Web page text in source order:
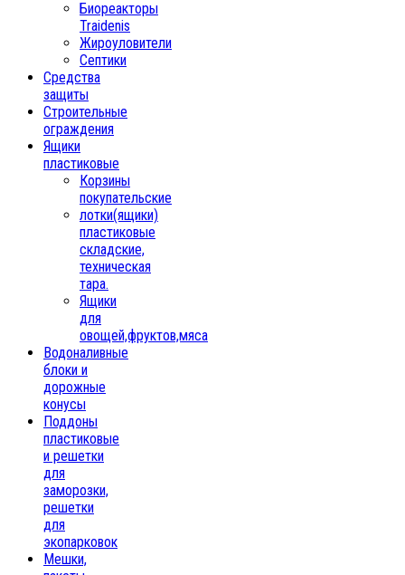
Биореакторы
Traidenis
Жироуловители
Септики
Средства
защиты
Строительные
ограждения
Ящики
пластиковые
Корзины
покупательские
лотки(ящики)
пластиковые
складские,
техническая
тара.
Ящики
для
овощей,фруктов,мяса
Водоналивные
блоки и
дорожные
конусы
Поддоны
пластиковые
и решетки
для
заморозки,
решетки
для
экопарковок
Мешки,